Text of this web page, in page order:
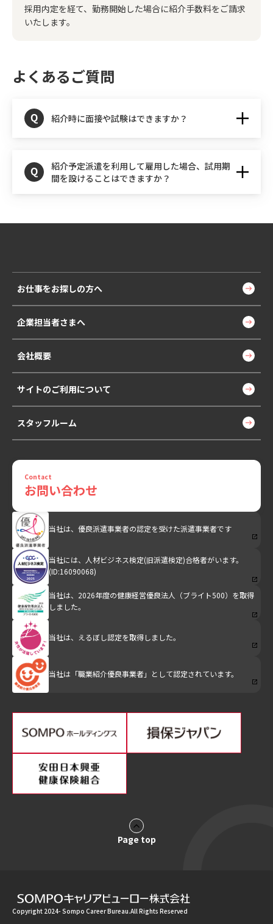
採用内定を経て、勤務開始した場合に紹介手数料をご請求
いたします。
よくあるご質問
紹介時に面接や試験はできますか？
試験を実施することができます。
紹介予定派遣を利用して雇用した場合、試用期
間を設けることはできますか？
務状況などの見極め期間として利用するものですから、直
お仕事をお探しの方へ
企業担当者さまへ
会社概要
サイトのご利用について
スタッフルーム
当社は、優良派遣事業者の認定を受けた派遣事業者です
当社には、人材ビジネス検定(旧派遣検定)合格者がいます。
(ID:16090068)
当社は、2026年度の健康経営優良法人（ブライト500）を取得
しました。
当社は、えるぼし認定を取得しました。
当社は「職業紹介優良事業者」として認定されています。
Contact
お問い合わせ
Page top
Copyright 2024- Sompo Career Bureau.All Rights Reserved